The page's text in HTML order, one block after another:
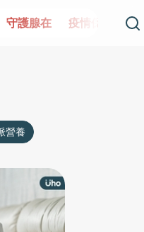
守護腺在 疫情保衛戰
營養